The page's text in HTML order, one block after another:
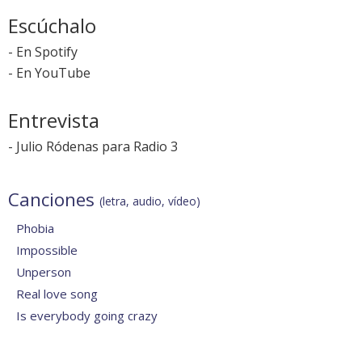
Escúchalo
- En Spotify
- En YouTube
Entrevista
- Julio Ródenas para Radio 3
Canciones (letra, audio, vídeo)
Phobia
Impossible
Unperson
Real love song
Is everybody going crazy